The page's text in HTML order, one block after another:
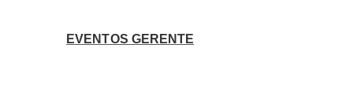
EVENTOS GERENTE